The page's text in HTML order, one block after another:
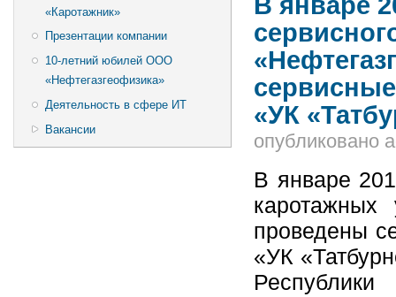
«Каротажник»
Презентации компании
10-летний юбилей ООО
«Нефтегазгеофизика»
Деятельность в сфере ИТ
Вакансии
«УК
опубликовано
В январе
проведены
«УК